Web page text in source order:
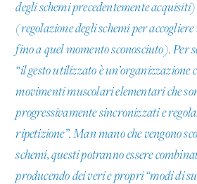
degli schemi precedentemente acquisiti)
(regolazione degli schemi per accogliere
fino a quel momento sconosciuto). Per
“il gesto utilizzato è un’organizzazione
movimenti muscolari elementari che
progressivamente sincronizzati e
ripetizione”. Man mano che vengono
schemi, questi potranno essere
producendo dei veri e propri “modi di